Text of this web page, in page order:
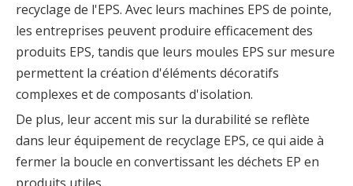
recyclage de l'EPS. Avec leurs machines EPS de pointe,
les entreprises peuvent produire efficacement des
produits EPS, tandis que leurs moules EPS sur mesure
permettent la création d'éléments décoratifs
complexes et de composants d'isolation.
De plus, leur accent mis sur la durabilité se reflète
dans leur équipement de recyclage EPS, ce qui aide à
fermer la boucle en convertissant les déchets EP en